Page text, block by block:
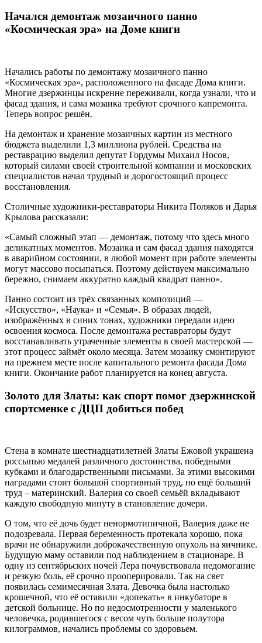
Начался демонтаж мозаичного панно
«Космическая эра» на Доме книги
Начались работы по демонтажу мозаичного панно
«Космическая эра», расположенного на фасаде Дома книги.
Многие дзержинцы искренне переживали, когда узнали, что и
фасад здания, и сама мозаика требуют срочного капремонта.
Теперь вопрос решён.
На демонтаж и хранение мозаичных картин из местного
бюджета выделили 1,3 миллиона рублей. Средства на
реставрацию выделил депутат Гордумы Михаил Носов,
который силами своей строительной компании и московских
специалистов начал трудный и дорогостоящий процесс
восстановления.
Столичные художники-реставраторы Никита Поляков и Дарья
Крылова рассказали:
«Самый сложный этап — демонтаж, потому что здесь много
деликатных моментов. Мозаика и сам фасад здания находятся
в аварийном состоянии, в любой момент при работе элементы
могут массово посыпаться. Поэтому действуем максимально
бережно, снимаем аккуратно каждый квадрат панно».
Панно состоит из трёх связанных композиций —
«Искусство», «Наука» и «Семья». В образах людей,
изображённых в синих тонах, художники передали идею
освоения космоса. После демонтажа реставраторы будут
восстанавливать утраченные элементы в своей мастерской —
этот процесс займёт около месяца. Затем мозаику смонтируют
на прежнем месте после капитального ремонта фасада Дома
книги. Окончание работ планируется на конец августа.
Золото для Златы: как спорт помог дзержинской
спортсменке с ДЦП добиться побед
Стена в комнате шестнадцатилетней Златы Ежовой украшена
россыпью медалей различного достоинства, победными
кубками и благодарственными письмами. За этими высокими
наградами стоит большой спортивный труд, но ещё больший
труд – материнский. Валерия со своей семьёй вкладывают
каждую свободную минуту в становление дочери.
О том, что её дочь будет ненормотипичной, Валерия даже не
подозревала. Первая беременность протекала хорошо, пока
врачи не обнаружили доброкачественную опухоль на яичнике.
Будущую маму оставили под наблюдением в стационаре. В
одну из сентябрьских ночей Лера почувствовала недомогание
и резкую боль, её срочно прооперировали. Так на свет
появилась семимесячная Злата. Девочка была настолько
крошечной, что её оставили «допекать» в инкубаторе в
детской больнице. Но по недосмотренности у маленького
человечка, родившегося с весом чуть больше полутора
килограммов, начались проблемы со здоровьем.